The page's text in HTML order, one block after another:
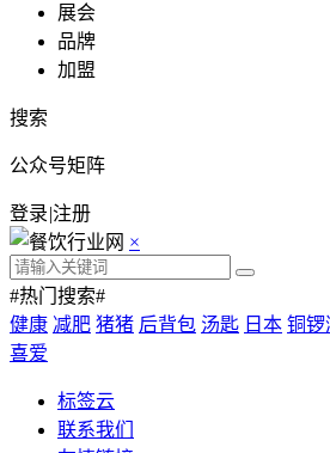
展会
品牌
加盟
搜索
公众号矩阵
登录|注册
×
#热门搜索#
健康 减肥 猪猪 后背包 汤匙 日本 铜锣
喜爱
标签云
联系我们